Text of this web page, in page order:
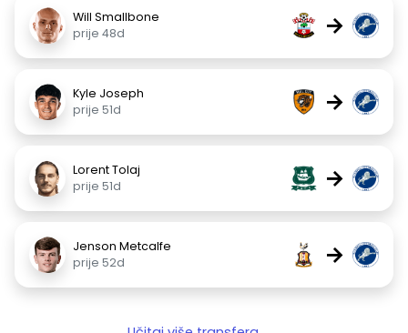
Will Smallbone
prije 48d
→
Kyle Joseph
prije 51d
→
Lorent Tolaj
prije 51d
→
Jenson Metcalfe
prije 52d
→